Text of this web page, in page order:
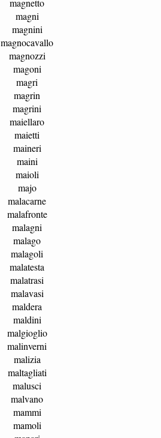
magnetto
magni
magnini
magnocavallo
magnozzi
magoni
magri
magrin
magrini
maiellaro
maietti
maineri
maini
maioli
majo
malacarne
malafronte
malagni
malago
malagoli
malatesta
malatrasi
malavasi
maldera
maldini
malgioglio
malinverni
malizia
maltagliati
malusci
malvano
mammi
mamoli